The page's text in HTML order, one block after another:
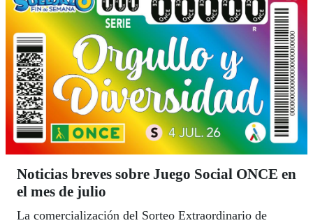
Noticias breves sobre Juego Social ONCE en
el mes de julio
La comercialización del Sorteo Extraordinario de